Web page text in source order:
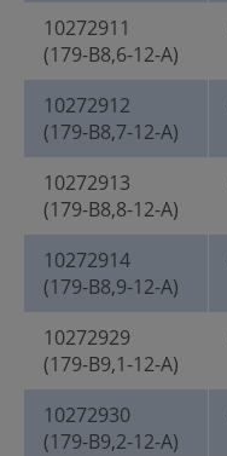
10272911
(179-B8,6-12-A)
10272912
(179-B8,7-12-A)
10272913
(179-B8,8-12-A)
10272914
(179-B8,9-12-A)
10272929
(179-B9,1-12-A)
10272930
(179-B9,2-12-A)